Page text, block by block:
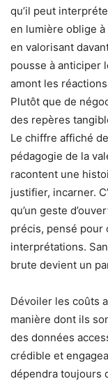
qu’il peut
en lumière oblige
en valorisant
pousse à anticiper
amont les
Plutôt que de
des repères
Le chiffre affiché
pédagogie de la
racontent une
justifier, incarner.
qu’un geste
précis, pensé pour
interprétations.
brute devient un
Dévoiler les coûts
manière dont ils
des données
crédible et
dépendra toujours